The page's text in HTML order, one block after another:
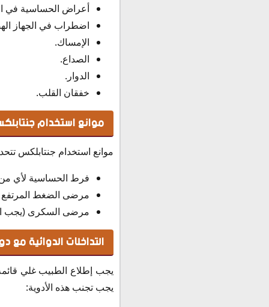
أعراض الحساسية في
اضطراب في الجهاز
الإمساك.
الصداع.
الدوار.
خفقان القلب.
موانع استخدام
موانع استخدام جنتابلكس
فرط الحساسية لأي من
مرضى الضغط
مرضى السكرى (يجب
التداخلات الدوائية مع
يجب إطلاع الطبيب غلي قائمة
يجب تجنب هذه الأدوية: